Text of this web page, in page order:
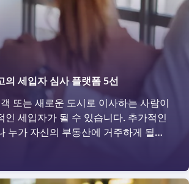
의 세입자 심사 플랫폼 5선
또는 새로운 도시로 이사하는 사람이
인 세입자가 될 수 있습니다. 추가적인
누가 자신의 부동산에 거주하게 될지
세입자 심사 플랫폼을 이용하면 간편